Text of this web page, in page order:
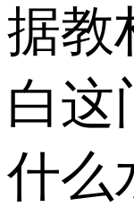
据教
白这
什么